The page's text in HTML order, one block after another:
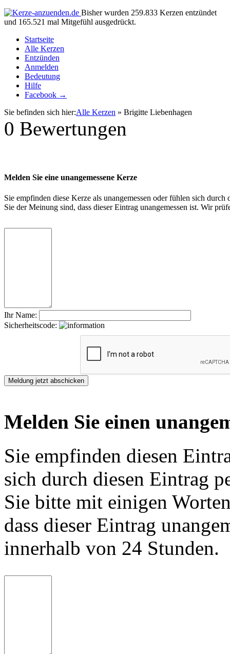
Bisher wurden 259.833 Kerzen entzündet
und 165.521 mal Mitgefühl ausgedrückt.
Startseite
Alle Kerzen
Entzünden
Anmelden
Bedeutung
Hilfe
Facebook →
Sie befinden sich hier:Alle Kerzen » Brigitte Liebenhagen
0 Bewertungen
Melden Sie eine unangemessene Kerze
Sie empfinden diese Kerze als unangemessen oder fühlen sich
Sie der Meinung sind, dass dieser Eintrag unangemessen ist. Wir
Ihr Name:
Sicherheitscode:
Melden Sie einen
Sie empfinden diesen
sich durch diesen Eintrag
Sie bitte mit einigen
dass dieser Eintrag
innerhalb von 24 Stunden.